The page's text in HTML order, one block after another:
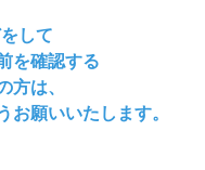
して
を確認する
方は、
お願いいたします。